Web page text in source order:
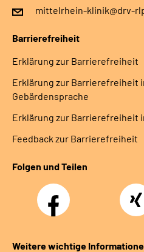
mittelrhein-klinik@drv-
Barrierefreiheit
Erklärung zur Barrierefreiheit
Erklärung zur Barrierefreiheit
Gebärdensprache
Erklärung zur Barrierefreiheit
Feedback zur Barrierefreiheit
Folgen und Teilen
Facebook Xing
Weitere wichtige